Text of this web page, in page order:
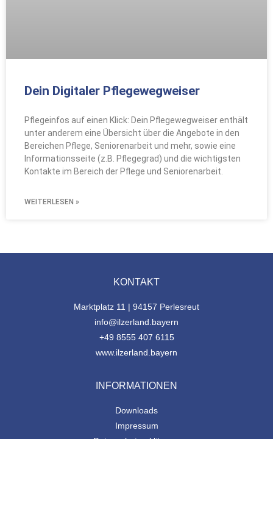
Dein Digitaler Pflegewegweiser
Pflegeinfos auf einen Klick: Dein Pflegewegweiser enthält
unter anderem eine Übersicht über die Angebote in den
Bereichen Pflege, Seniorenarbeit und mehr, sowie eine
Informationsseite (z.B. Pflegegrad) und die wichtigsten
Kontakte im Bereich der Pflege und Seniorenarbeit.
WEITERLESEN »
KONTAKT
Marktplatz 11 | 94157 Perlesreut
info@ilzerland.bayern
+49 8555 407 6115
www.ilzerland.bayern
INFORMATIONEN
Downloads
Impressum
Datenschutzerklärung